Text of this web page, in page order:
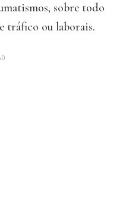
sobre todo
tráfico ou laborais.